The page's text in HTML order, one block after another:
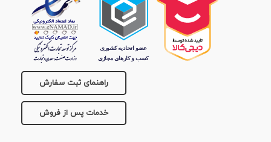
راهنمای ثبت سفارش
خدمات پس از فروش